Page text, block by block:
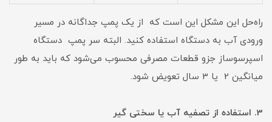
راه‌حل این مشکل این است که از یک پمپ جداگانه در مسیر
ورودی آب به دستگاه استفاده کنید. البته سر پمپ دستگاه
اسپرسوساز جزو قطعات مصرفی محسوب می‌شود که باید به طور
میانگین 2 یا 3 سال تعویض شود.
3. استفاده از تصفیه آب یا سختی گیر